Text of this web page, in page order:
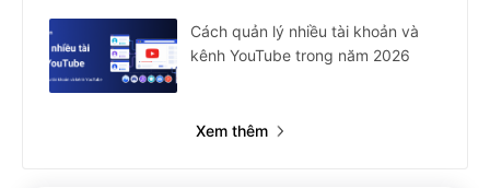
Cách quản lý nhiều tài khoản và
kênh YouTube trong năm 2026
Xem thêm